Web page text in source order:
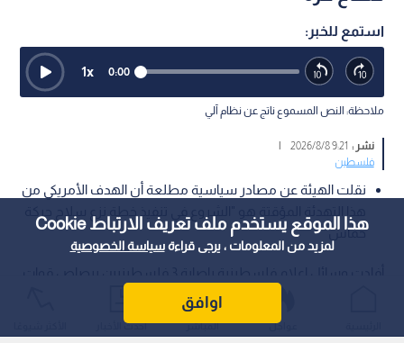
هذا الموقع يستخدم ملف تعريف الارتباط Cookie
لمزيد من المعلومات ، يرجى قراءةسياسة الخصوصية
اوافق
استمع للخبر:
0:00
1x
ملاحظة: النص المسموع ناتج عن نظام آلي
نشر : 9:21 2026/8/8
|
فلسطين
نقلت الهيئة عن مصادر سياسية مطلعة أن الهدف الأمريكي من
حماس"
الاحتلال ، في شمال مدينة خان يونس جنوبي قطاع غزة.
عواجل المباشر أحدث الأخبار